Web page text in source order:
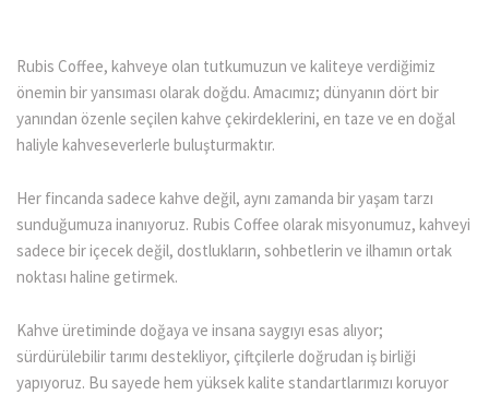
Rubis Coffee, kahveye olan tutkumuzun ve kaliteye verdiğimiz
önemin bir yansıması olarak doğdu. Amacımız; dünyanın dört bir
yanından özenle seçilen kahve çekirdeklerini, en taze ve en doğal
haliyle kahveseverlerle buluşturmaktır.
Her fincanda sadece kahve değil, aynı zamanda bir yaşam tarzı
sunduğumuza inanıyoruz. Rubis Coffee olarak misyonumuz, kahveyi
sadece bir içecek değil, dostlukların, sohbetlerin ve ilhamın ortak
noktası haline getirmek.
Kahve üretiminde doğaya ve insana saygıyı esas alıyor;
sürdürülebilir tarımı destekliyor, çiftçilerle doğrudan iş birliği
yapıyoruz. Bu sayede hem yüksek kalite standartlarımızı koruyor